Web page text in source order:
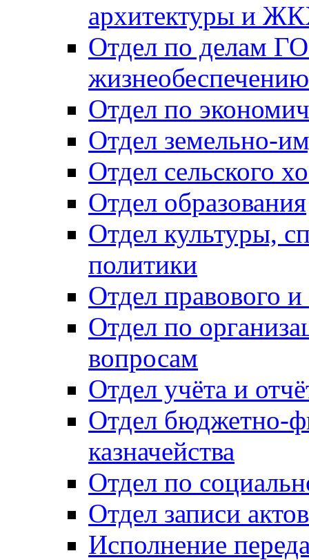
архитектуры и
Отдел по делам
Отдел по
Отдел земельно-
Отдел сельского
Отдел образования
Отдел культуры,
политики
Отдел правового
Отдел по
вопросам
Отдел учёта и
Отдел бюджетно-
казначейства
Отдел по
Отдел записи
Исполнение